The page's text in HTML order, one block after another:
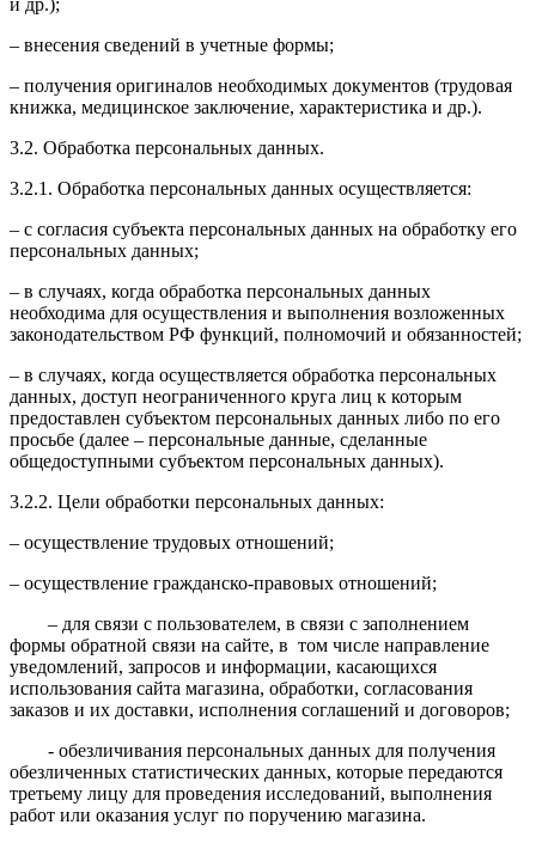
– внесения сведений в учетные формы;
– получения оригиналов необходимых документов (трудовая
книжка, медицинское заключение, характеристика и др.).
3.2. Обработка персональных данных.
3.2.1. Обработка персональных данных осуществляется:
– с согласия субъекта персональных данных на обработку его
персональных данных;
– в случаях, когда обработка персональных данных
необходима для осуществления и выполнения возложенных
законодательством РФ функций, полномочий и обязанностей;
– в случаях, когда осуществляется обработка персональных
данных, доступ неограниченного круга лиц к которым
предоставлен субъектом персональных данных либо по его
просьбе (далее – персональные данные, сделанные
общедоступными субъектом персональных данных).
3.2.2. Цели обработки персональных данных:
– осуществление трудовых отношений;
– осуществление гражданско-правовых отношений;
– для связи с пользователем, в связи с заполнением
формы обратной связи на сайте, в том числе направление
уведомлений, запросов и информации, касающихся
использования сайта магазина, обработки, согласования
заказов и их доставки, исполнения соглашений и договоров;
- обезличивания персональных данных для получения
обезличенных статистических данных, которые передаются
третьему лицу для проведения исследований, выполнения
работ или оказания услуг по поручению магазина.